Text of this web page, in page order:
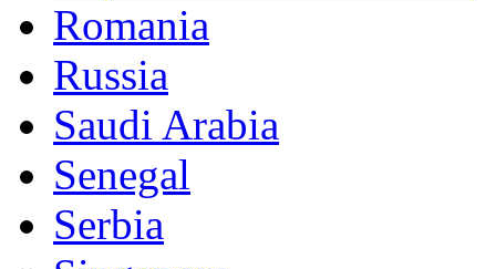
Romania
Russia
Saudi Arabia
Senegal
Serbia